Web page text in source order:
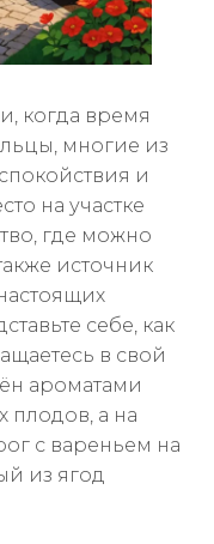
когда время
многие из
и
на участке
где можно
источник
себе, как
в свой
ароматами
плодов, а на
с вареньем на
из ягод